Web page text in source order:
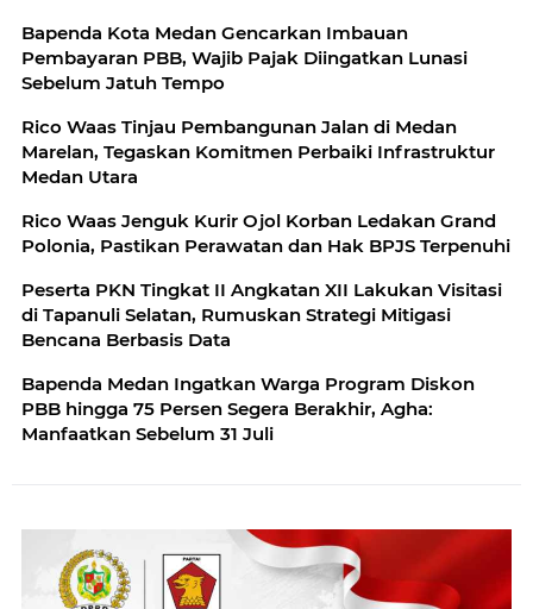
Bapenda Kota Medan Gencarkan Imbauan
Pembayaran PBB, Wajib Pajak Diingatkan Lunasi
Sebelum Jatuh Tempo
Rico Waas Tinjau Pembangunan Jalan di Medan
Marelan, Tegaskan Komitmen Perbaiki Infrastruktur
Medan Utara
Rico Waas Jenguk Kurir Ojol Korban Ledakan Grand
Polonia, Pastikan Perawatan dan Hak BPJS Terpenuhi
Peserta PKN Tingkat II Angkatan XII Lakukan Visitasi
di Tapanuli Selatan, Rumuskan Strategi Mitigasi
Bencana Berbasis Data
Bapenda Medan Ingatkan Warga Program Diskon
PBB hingga 75 Persen Segera Berakhir, Agha:
Manfaatkan Sebelum 31 Juli